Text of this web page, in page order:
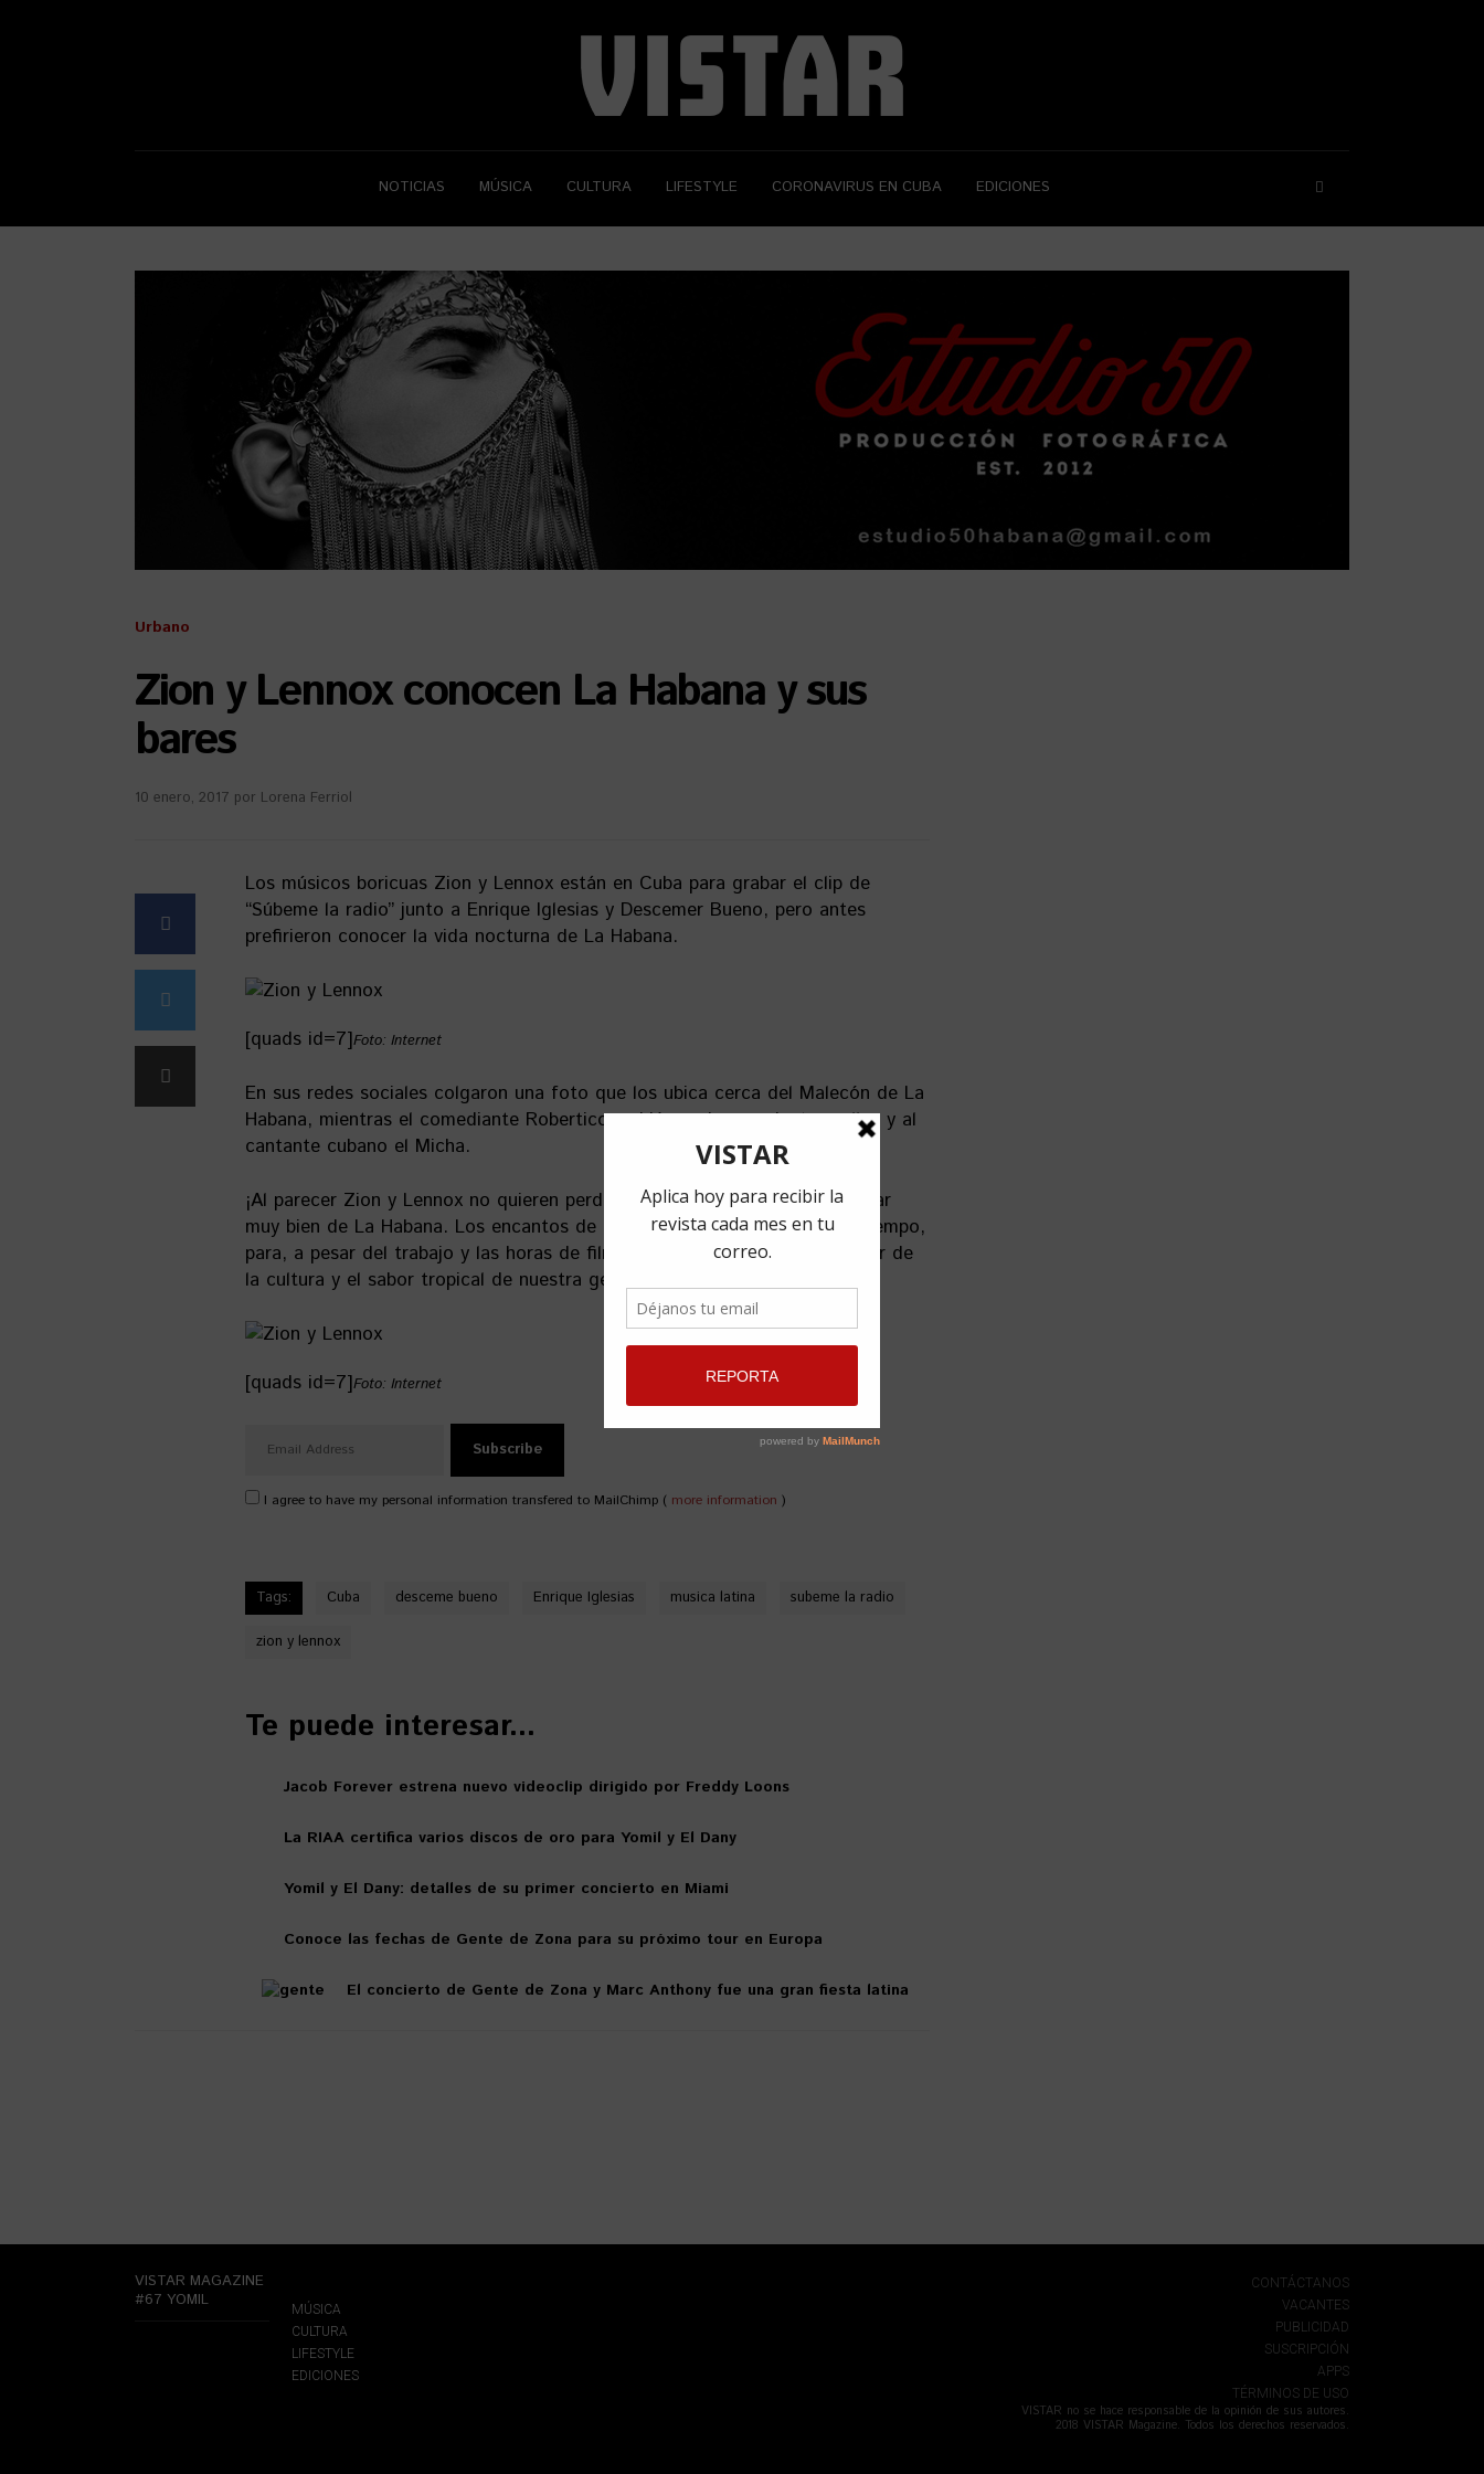
NOTICIAS MÚSICA CULTURA LIFESTYLE CORONAVIRUS EN CUBA EDICIONES
Urbano
Zion y Lennox conocen La Habana y sus
bares
10 enero, 2017 por Lorena Ferriol
Los músicos boricuas Zion y Lennox están en Cuba para grabar el clip de
“Súbeme la radio” junto a Enrique Iglesias y Descemer Bueno, pero antes
prefirieron conocer la vida nocturna de La Habana.
[quads id=7]Foto: Internet
En sus redes sociales colgaron una foto que los ubica cerca del Malecón de La
Habana, mientras el comediante Robertico, subió una imagen junto a ellos y al
cantante cubano el Micha.
¡Al parecer Zion y Lennox no quieren perder el tiempo! Han sabido disfrutar
muy bien de La Habana. Los encantos de la ciudad te dejan siempre un tiempo,
para, a pesar del trabajo y las horas de filmación puedas pasear y disfrutar de
la cultura y el sabor tropical de nuestra gente y nuestra ciudad.
[quads id=7]Foto: Internet
I agree to have my personal information transfered to MailChimp ( more information )
Tags: Cuba desceme bueno Enrique Iglesias musica latina subeme la radio
zion y lennox
Te puede interesar...
Jacob Forever estrena nuevo videoclip dirigido por Freddy Loons
La RIAA certifica varios discos de oro para Yomil y El Dany
Yomil y El Dany: detalles de su primer concierto en Miami
Conoce las fechas de Gente de Zona para su próximo tour en Europa
El concierto de Gente de Zona y Marc Anthony fue una gran fiesta latina
VISTAR MAGAZINE
#67 YOMIL
MÚSICA
CULTURA
LIFESTYLE
EDICIONES
CONTÁCTANOS
VACANTES
PUBLICIDAD
SUSCRIPCIÓN
APPS
TÉRMINOS DE USO
VISTAR no se hace responsable de la opinión de sus autores.
2018 VISTAR Magazine. Todos los derechos reservados.